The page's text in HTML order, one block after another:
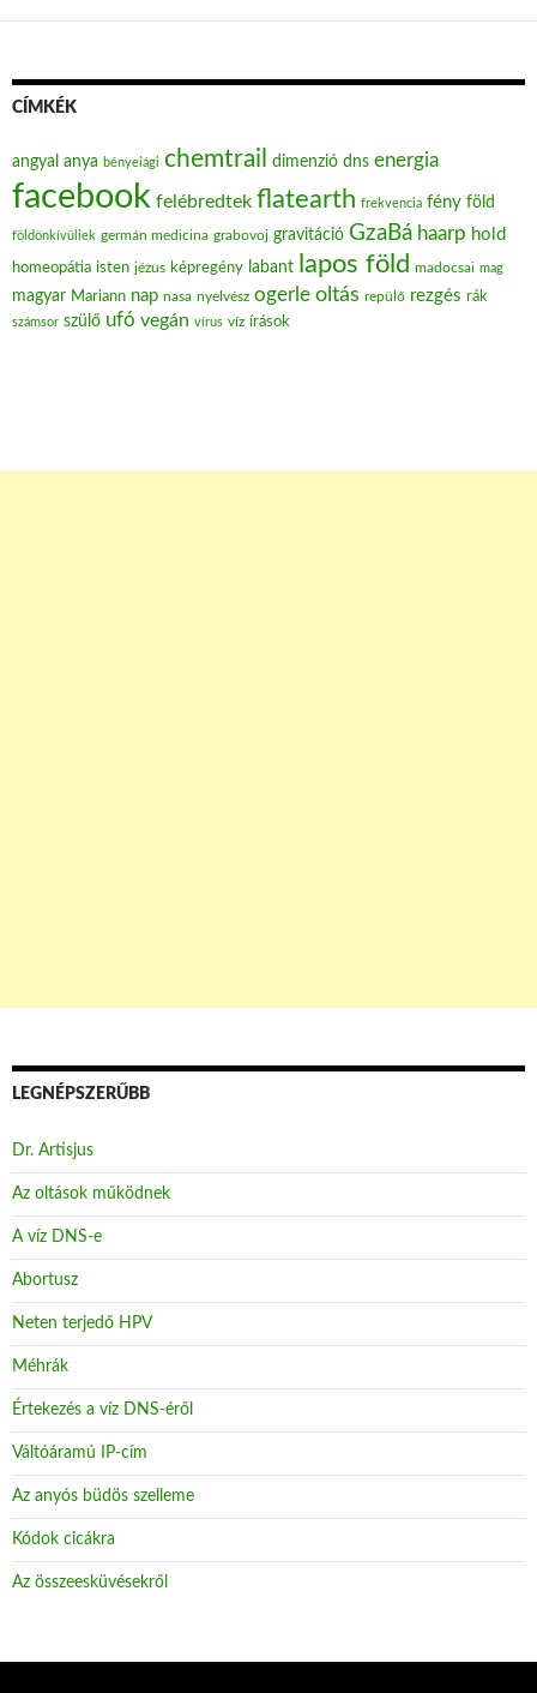
CÍMKÉK
angyal anya bényeiági chemtrail dimenzió dns energia
facebook felébredtek flatearth frekvencia fény föld
földönkívüliek germán medicina grabovoj gravitáció GzaBá haarp hold
homeopátia isten jézus képregény labant lapos föld madocsai mag
magyar Mariann nap nasa nyelvész ogerle oltás repülő rezgés rák
számsor szülő ufó vegán vírus víz írások
LEGNÉPSZERŰBB
Dr. Artisjus
Az oltások működnek
A víz DNS-e
Abortusz
Neten terjedő HPV
Méhrák
Értekezés a víz DNS-éről
Váltóáramú IP-cím
Az anyós büdös szelleme
Kódok cicákra
Az összeesküvésekről